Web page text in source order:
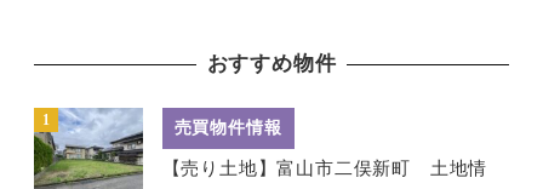
おすすめ物件
売買物件情報
【売り土地】富山市二俣新町 土地情